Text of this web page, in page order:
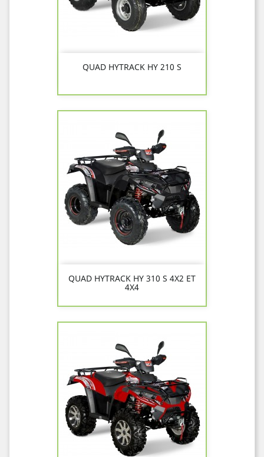
QUAD HYTRACK HY 210 S
QUAD HYTRACK HY 310 S 4X2 ET
4X4